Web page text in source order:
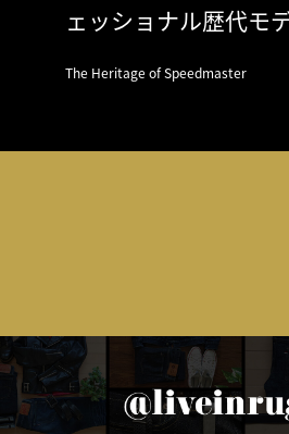
ェッショナル歴代モ
The Heritage of Speedmaster